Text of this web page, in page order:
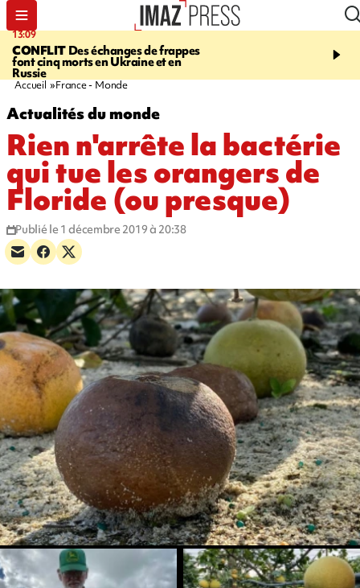
13:09
CONFLIT Des échanges de frappes
font cinq morts en Ukraine et en
Russie
17:14
Quatre
européennes pour les
Accueil France - Monde
Actualités du monde
Rien n'arrête la bactérie
qui tue les orangers de
Floride (ou presque)
Publié le 1 décembre 2019 à 20:38